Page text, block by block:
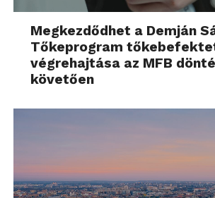
Megkezdődhet a Demján
Tőkeprogram
végrehajtása az MFB
követően